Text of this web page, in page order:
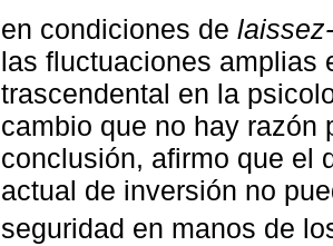
en condiciones de
las fluctuaciones amplias
trascendental en la
cambio que no hay razón
conclusión, afirmo que el
actual de inversión no
seguridad en manos de